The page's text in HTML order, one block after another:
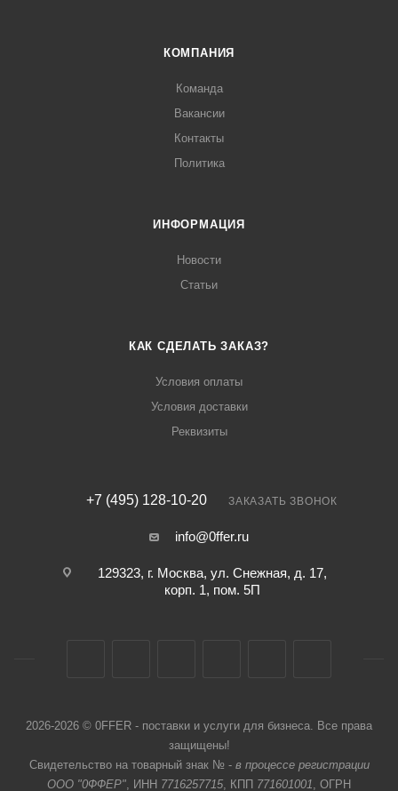
КОМПАНИЯ
Команда
Вакансии
Контакты
Политика
ИНФОРМАЦИЯ
Новости
Статьи
КАК СДЕЛАТЬ ЗАКАЗ?
Условия оплаты
Условия доставки
Реквизиты
+7 (495) 128-10-20 ЗАКАЗАТЬ ЗВОНОК
info@0ffer.ru
129323, г. Москва, ул. Снежная, д. 17,
корп. 1, пом. 5П
2026-2026 © 0FFER - поставки и услуги для бизнеса. Все права
защищены!
Свидетельство на товарный знак № - в процессе регистрации
ООО "0ФФЕР", ИНН 7716257715, КПП 771601001, ОГРН